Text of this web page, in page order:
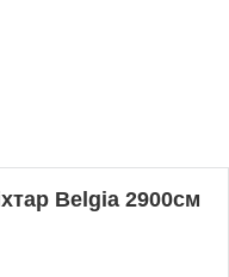
Belgia 2900см